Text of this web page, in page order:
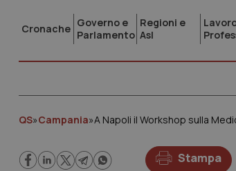
Cronache Governo e
Parlamento
Regioni e
Asl
QS»Campania»A Napoli il Workshop sulla
Stampa